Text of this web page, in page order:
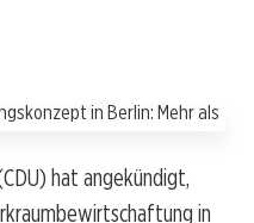
hat angekündigt,
in